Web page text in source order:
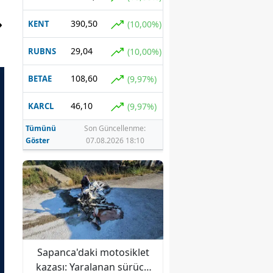
KENT 390,50 (10,00%)
RUBNS 29,04 (10,00%)
BETAE 108,60 (9,97%)
KARCL 46,10 (9,97%)
Tümünü
Göster
Son Güncellenme:
07.08.2026 18:10
Hamas İsrail'e seslendi:
"Ateşkes süreci sabote